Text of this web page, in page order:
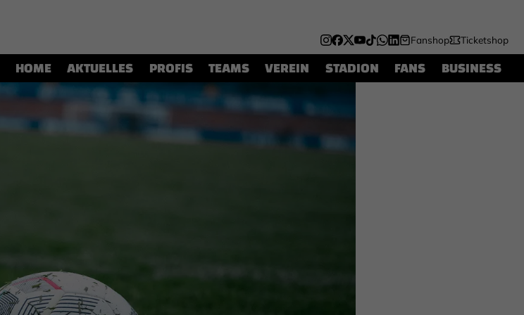
Fanshop Ticketshop
HOME AKTUELLES PROFIS TEAMS VEREIN STADION FANS BUSINESS